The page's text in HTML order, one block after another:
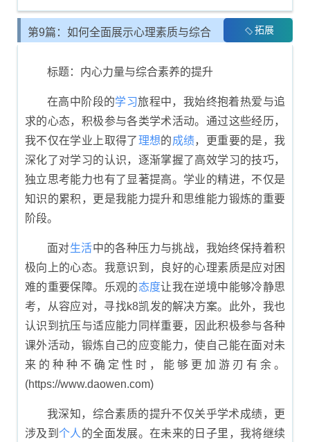
第9篇：如何全面展示心理素质与综合 拓展
标题：内心力量与综合素养的提升
在高中阶段的学习旅程中，我始终抱着热爱与追
求的心态，积极参与各类学术活动。通过这些经历，
我不仅在学业上取得了 理想的成绩，更重要的是，我
深化了对学习的认识，逐渐掌握了高效学习的技巧，
独立思考能力也有了显著提高。学业的精进，不仅是
知识的累积，更是我能力提升和思维能力锻炼的重要
阶段。
面对生活中的各种压力与挑战，我始终保持着积
极向上的心态。我意识到，良好的心理素质是应对困
难的重要保障。乐观的态度让我在逆境中能够冷静思
考，从容应对，寻找k8凯发的解决方案。此外，我也
认识到抗压与适应能力同样重要，因此积极参与各种
课外活动，锻炼自己的应变能力，使自己能在面对未
来的种种不确定性时，能够更加游刃有余。
(https://www.daowen.com)
我深知，综合素质的提升不仅关乎学术成绩，更
涉及到个人 的全面发展。在未来的日子里，我将继续